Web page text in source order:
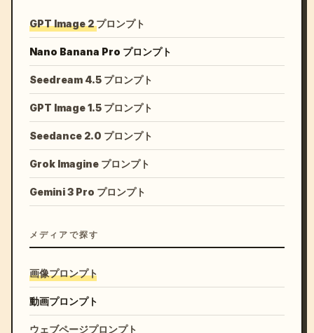
GPT Image 2 プロンプト
Nano Banana Pro プロンプト
Seedream 4.5 プロンプト
GPT Image 1.5 プロンプト
Seedance 2.0 プロンプト
Grok Imagine プロンプト
Gemini 3 Pro プロンプト
メディアで探す
画像プロンプト
動画プロンプト
ウェブページプロンプト